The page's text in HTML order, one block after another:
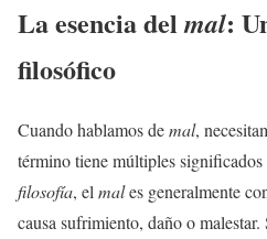
La esencia delmal:
filosófico
Cuando hablamos demal,
término tiene múltiples
filosofía, el males generalmente
causa sufrimiento, daño o